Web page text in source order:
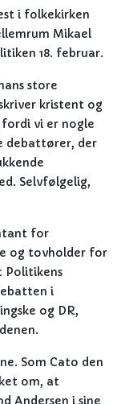
i folkekirken
Mikael
18. februar.
store
kristent og
fordi vi er nogle
debattører, der
Selvfølgelig,
for
og tovholder for
Politikens
i
og DR,
Som Cato den
om, at
Andersen i sine